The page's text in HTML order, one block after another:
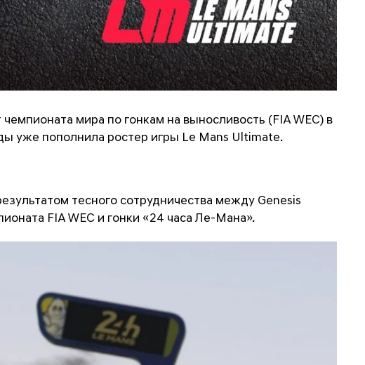
мира по гонкам на выносливость (FIA WEC) в
уже пополнила ростер игры Le Mans Ultimate.
тесного сотрудничества между Genesis
FIA WEC и гонки «24 часа Ле-Мана».